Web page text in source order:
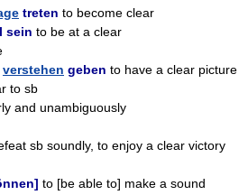
treten to become clear
sein to be at a clear
verstehen geben to have a clear picture
to sb
and unambiguously
sb soundly, to enjoy a clear victory
to [be able to] make a sound